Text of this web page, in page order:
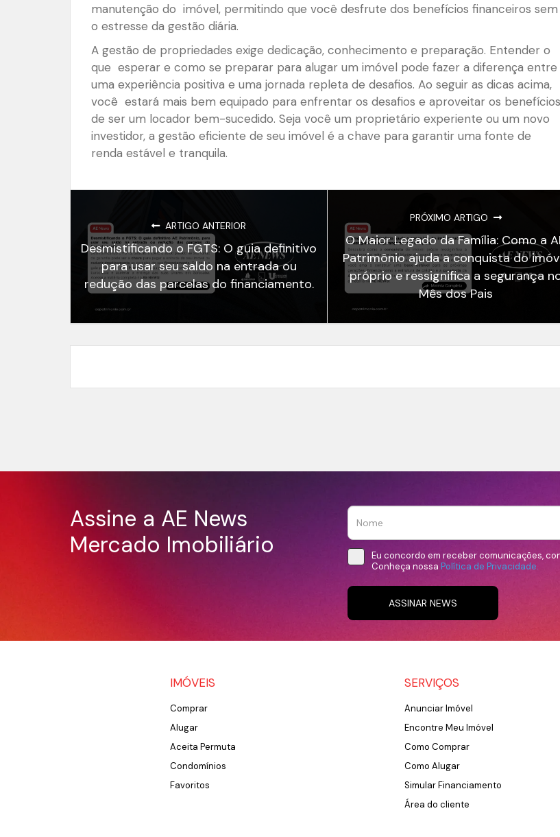
manutenção do imóvel, permitindo que você desfrute dos benefícios financeiros sem
o estresse da gestão diária.
A gestão de propriedades exige dedicação, conhecimento e preparação. Entender o
que esperar e como se preparar para alugar um imóvel pode fazer a diferença entre
uma experiência positiva e uma jornada repleta de desafios. Ao seguir as dicas acima,
você estará mais bem equipado para enfrentar os desafios e aproveitar os benefícios
de ser um locador bem-sucedido. Seja você um proprietário experiente ou um novo
investidor, a gestão eficiente de seu imóvel é a chave para garantir uma fonte de
renda estável e tranquila.
ARTIGO ANTERIOR
Desmistificando o FGTS: O guia definitivo
para usar seu saldo na entrada ou
redução das parcelas do financiamento.
PRÓXIMO ARTIGO
O Maior Legado da Família: Como a
Patrimônio ajuda a conquista do
próprio e ressignifica a segurança
Mês dos Pais
Assine a AE News
Mercado Imobiliário
Eu concordo em receber comunicações,
Conheça nossa Política de Privacidade.
ASSINAR NEWS
IMÓVEIS
Comprar
Alugar
Aceita Permuta
Condomínios
Favoritos
SERVIÇOS
Anunciar Imóvel
Encontre Meu Imóvel
Como Comprar
Como Alugar
Simular Financiamento
Área do cliente